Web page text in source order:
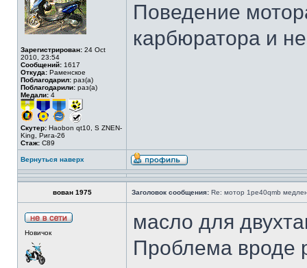
Зарегистрирован: 24 Oct
2010, 23:54
Сообщений: 1617
Откуда: Раменское
Поблагодарил: раз(а)
Поблагодарили: раз(а)
Медали: 4
Скутер: Haobon qt10, S ZNEN-
King, Рига-26
Стаж: C89
Поведение
карбюратора и
Вернуться наверх
вован 1975 Заголовок сообщения: Re: мотор 1pe40qmb
Новичок
масло для
Проблема вроде